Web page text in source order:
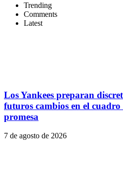
Trending
Comments
Latest
Los Yankees preparan
futuros cambios en el cuadro
promesa
7 de agosto de 2026